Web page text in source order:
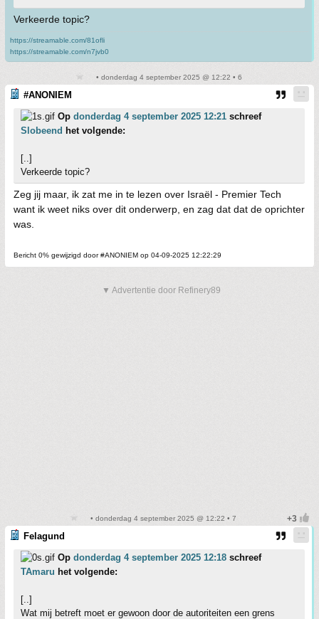
Verkeerde topic?
https://streamable.com/81ofli
https://streamable.com/n7jvb0
• donderdag 4 september 2025 @ 12:22 • 6
#ANONIEM
Op donderdag 4 september 2025 12:21 schreef
Slobeend het volgende:
[..]
Verkeerde topic?
Zeg jij maar, ik zat me in te lezen over Israël - Premier Tech
want ik weet niks over dit onderwerp, en zag dat dat de oprichter
was.
Bericht 0% gewijzigd door #ANONIEM op 04-09-2025 12:22:29
▼ Advertentie door Refinery89
• donderdag 4 september 2025 @ 12:22 • 7
Felagund
Op donderdag 4 september 2025 12:18 schreef
TAmaru het volgende:
[..]
Wat mij betreft moet er gewoon door de autoriteiten een grens